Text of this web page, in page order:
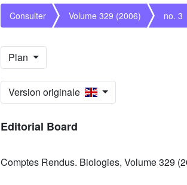
Consulter Volume 329 (2006) no. 3
Plan
Version originale
Editorial Board
Comptes Rendus. Biologies, Volume 329